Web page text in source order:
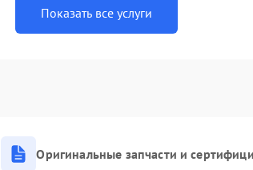
Показать все услуги
Оригинальные запчасти и